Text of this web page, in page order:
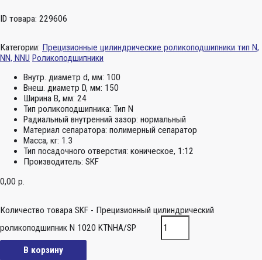
ID товара: 229606
Категории: Прецизионные цилиндрические роликоподшипники тип N,
NN, NNU Роликоподшипники
Внутр. диаметр d, мм: 100
Внеш. диаметр D, мм: 150
Ширина B, мм: 24
Тип роликоподшипника: Тип N
Радиальный внутренний зазор: нормальный
Материал сепаратора: полимерный сепаратор
Масса, кг: 1.3
Тип посадочного отверстия: коническое, 1:12
Производитель: SKF
0,00 р.
Количество товара SKF - Прецизионный цилиндрический
роликоподшипник N 1020 KTNHA/SP
В корзину